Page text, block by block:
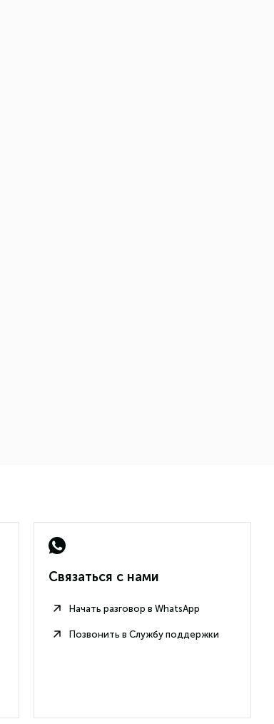
Связаться с нами
Начать разговор в WhatsApp
Позвонить в Службу поддержки